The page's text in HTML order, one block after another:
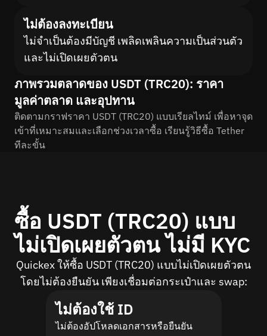
ไม่ต้องลงทะเบียน
ไม่จำเป็นต้องมีบัญชี เพลิดเพลินความเป็นส่วนตัว
และไม่เปิดเผยตัวตน
ภาพรวมตลาดของ USDT (TRC20): ราคา
มูลค่าตลาด และอุปทาน
ติดตามกราฟราคา USDT (TRC20) แบบเรียลไทม์ เพื่อหาจุด
เข้าที่เหมาะสมและเลือกช่วงเวลาซื้อ เรียนรู้วิธีซื้อ Tether
ทีละขั้น
ซื้อ USDT (TRC20) แบบ
ไม่เปิดเผยตัวตน ไม่มี KYC
Quickex ให้ซื้อ USDT (TRC20) แบบไม่เปิดเผยตัวตน
โดยไม่ต้องยืนยัน เพียงเชื่อมต่อกระเป๋าและ swap:
ไม่ต้องใช้ ID
ไม่ต้องอัปโหลดเอกสารหรือยืนยัน